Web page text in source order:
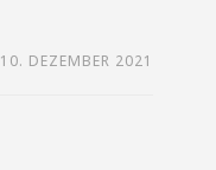
10. DEZEMBER 2021